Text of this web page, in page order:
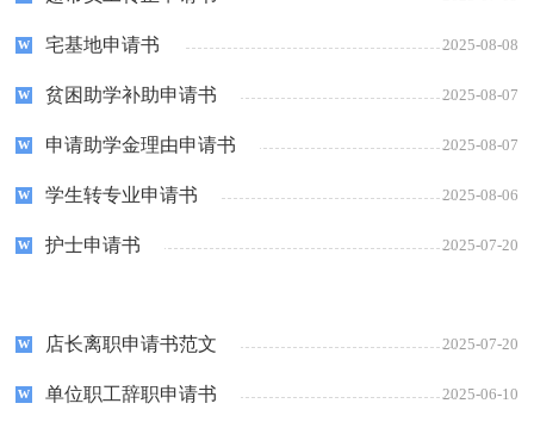
宅基地申请书 2025-08-08
贫困助学补助申请书 2025-08-07
申请助学金理由申请书 2025-08-07
学生转专业申请书 2025-08-06
护士申请书 2025-07-20
店长离职申请书范文 2025-07-20
单位职工辞职申请书 2025-06-10